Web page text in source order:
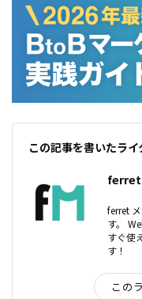
この記事を書いたライ
ferret
ferret
す。
すぐ使
す！
この